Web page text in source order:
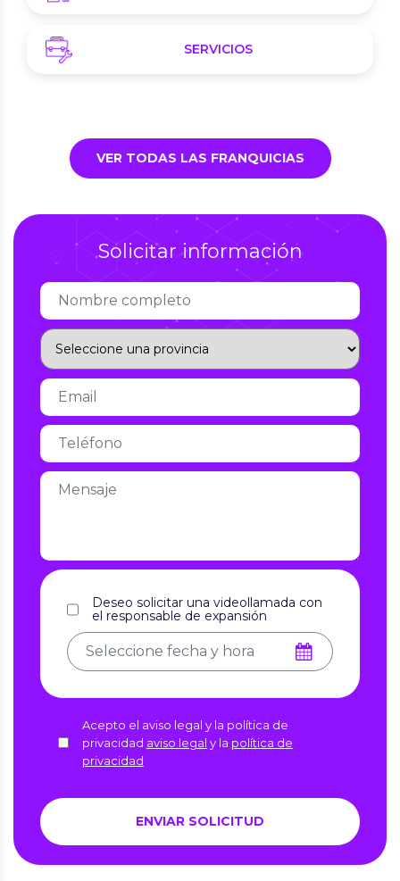
SERVICIOS
VER TODAS LAS FRANQUICIAS
Solicitar información
Deseo solicitar una videollamada con
el responsable de expansión
Acepto el aviso legal y la política de
privacidad aviso legal y la política de
privacidad